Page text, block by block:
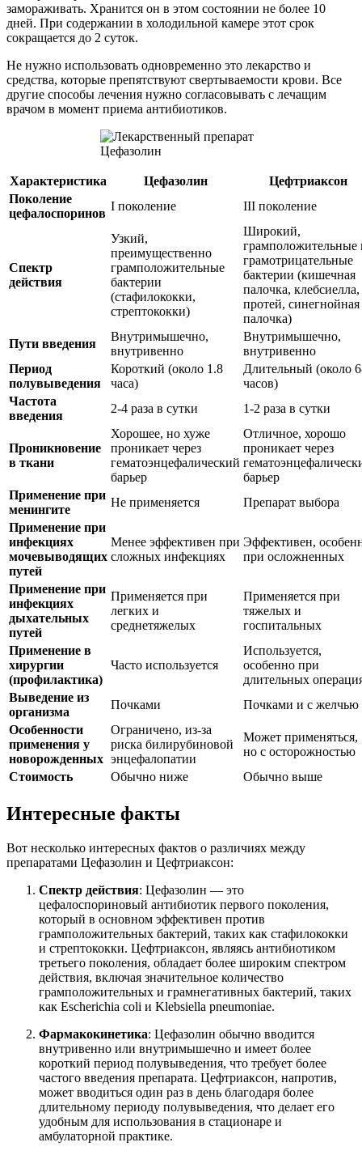
замораживать. Хранится он в этом состоянии не более 10
дней. При содержании в холодильной камере этот срок
сокращается до 2 суток.
Не нужно использовать одновременно это лекарство и
средства, которые препятствуют свертываемости крови. Все
другие способы лечения нужно согласовывать с лечащим
врачом в момент приема антибиотиков.
Характеристика Цефазолин
Цефтриаксон
Поколение
цефалоспоринов
I поколение III поколение
Спектр
действия
Узкий,
преимущественно
грамположительные
бактерии
(стафилококки,
стрептококки)
Широкий,
грамположительные
грамотрицательные
бактерии (кишечная
палочка, клебсиелла,
протей, синегнойная
палочка)
Пути введения
Внутримышечно,
внутривенно
Внутримышечно,
внутривенно
Период
полувыведения
Короткий (около 1.8
часа)
Длительный (около
часов)
Частота
введения
2-4 раза в сутки 1-2 раза в сутки
Проникновение
в ткани
Хорошее, но хуже
проникает через
гематоэнцефалический
барьер
Отличное, хорошо
проникает через
барьер
Применение при
менингите
Не применяется
Препарат выбора
Применение при
инфекциях
мочевыводящих
путей
Менее эффективен при
сложных инфекциях
Эффективен,
при осложненных
Применение при
инфекциях
дыхательных
путей
Применяется при
легких и
среднетяжелых
Применяется при
тяжелых и
госпитальных
Применение в
хирургии
(профилактика)
Часто используется
Используется,
особенно при
длительных
Выведение из
организма
Почками
Почками и с желчью
Особенности
применения у
новорожденных
Ограничено, из-за
риска билирубиновой
энцефалопатии
Может применяться,
но с осторожностью
Стоимость
Обычно ниже Обычно выше
Интересные факты
Вот несколько интересных фактов о различиях между
препаратами Цефазолин и Цефтриаксон:
Спектр действия: Цефазолин — это
цефалоспориновый антибиотик первого поколения,
который в основном эффективен против
грамположительных бактерий, таких как стафилококки
и стрептококки. Цефтриаксон, являясь антибиотиком
третьего поколения, обладает более широким спектром
действия, включая значительное количество
грамположительных и грамнегативных бактерий, таких
как Escherichia coli и Klebsiella pneumoniae.
Фармакокинетика: Цефазолин обычно вводится
внутривенно или внутримышечно и имеет более
короткий период полувыведения, что требует более
частого введения препарата. Цефтриаксон, напротив,
может вводиться один раз в день благодаря более
длительному периоду полувыведения, что делает его
удобным для использования в стационаре и
амбулаторной практике.